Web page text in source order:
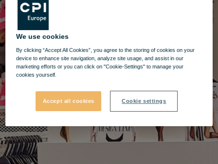
We use cookies
By clicking “Accept All Cookies”, you agree to the storing of cookies on your
device to enhance site navigation, analyze site usage, and assist in our
marketing efforts or you can click on "Cookie-Settings" to manage your
cookies yourself.
Accept all cookies Cookie settings